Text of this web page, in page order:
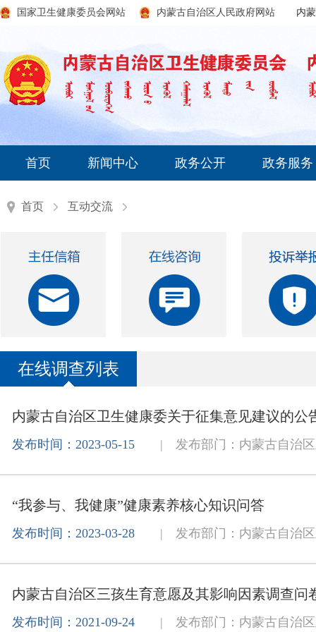
国家卫生健康委员会网站 内蒙古自治区人民政府网站 内
首页 新闻中心 政务公开 政务服务
首页 互动交流
在线调查列表
内蒙古自治区卫生健康委关于征集意见建议的公
发布时间：2023-05-15 | 发布部门：内蒙古自治区
“我参与、我健康”健康素养核心知识问答
发布时间：2023-03-28 | 发布部门：内蒙古自治区
内蒙古自治区三孩生育意愿及其影响因素调查问
发布时间：2021-09-24 | 发布部门：内蒙古自治区